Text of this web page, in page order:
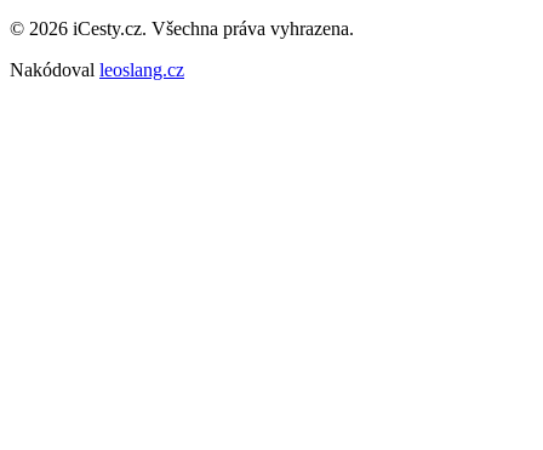
© 2026 iCesty.cz. Všechna práva vyhrazena.
Nakódoval leoslang.cz